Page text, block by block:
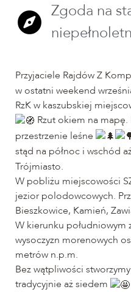
Zgoda na
Przyjaciele Rajdów Z
w ostatni weekend
RzK w kaszubskiej
Rzut okiem na
przestrzenie leśne
stąd na północ i wschód
Trójmiasto.
W pobliżu miejscowości
jezior polodowcowych.
Bieszkowice, Kamień,
W kierunku południowym
wysoczyzn morenowych
metrów n.p.m.
Bez wątpliwości
tradycyjnie aż siedem